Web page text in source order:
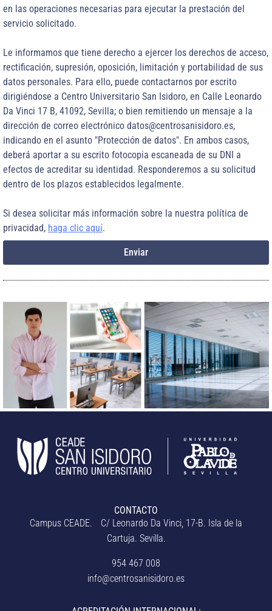
en las operaciones necesarias para ejecutar la prestación del
servicio solicitado.
Le informamos que tiene derecho a ejercer los derechos de acceso,
rectificación, supresión, oposición, limitación y portabilidad de sus
datos personales. Para ello, puede contactarnos por escrito
dirigiéndose a Centro Universitario San Isidoro, en Calle Leonardo
Da Vinci 17 B, 41092, Sevilla; o bien remitiendo un mensaje a la
dirección de correo electrónico datos@centrosanisidoro.es,
indicando en el asunto "Protección de datos". En ambos casos,
deberá aportar a su escrito fotocopia escaneada de su DNI a
efectos de acreditar su identidad. Responderemos a su solicitud
dentro de los plazos establecidos legalmente.
Si desea solicitar más información sobre la nuestra política de
privacidad, haga clic aquí.
Enviar
CONTACTO
Campus CEADE. C/ Leonardo Da Vinci, 17-B. Isla de la
Cartuja. Sevilla.
954 467 008
info@centrosanisidoro.es